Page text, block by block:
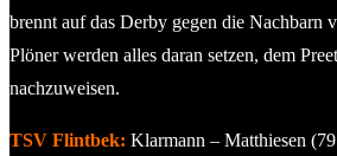
brennt auf das Derby gegen die Nachbarn
Plöner werden alles daran setzen, dem
nachzuweisen.
TSV Flintbek: Klarmann – Matthiesen